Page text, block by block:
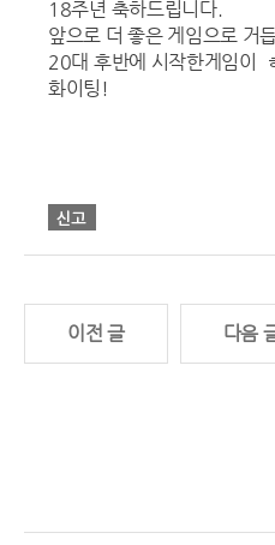
18주년 축하드립니다.
앞으로 더 좋은 게임으로 거
20대 후반에 시작한게임이
화이팅!
이전 글 다음